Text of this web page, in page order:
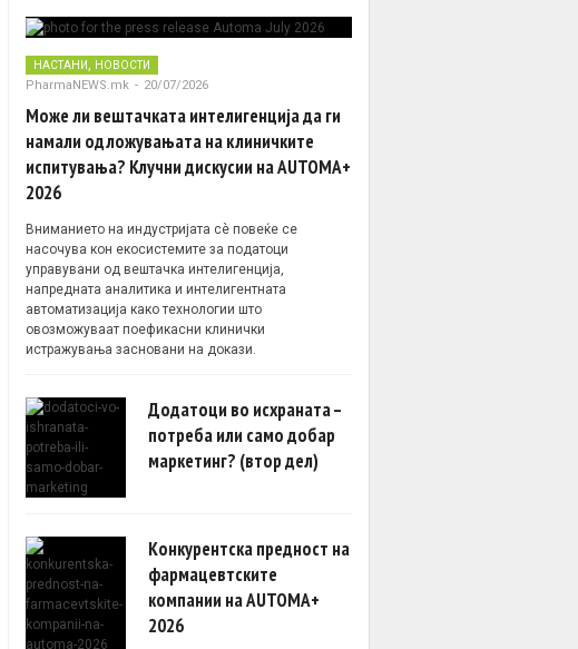
НАСТАНИ , НОВОСТИ
PharmaNEWS.mk - 20/07/2026
Може ли вештачката интелигенција да ги
намали одложувањата на клиничките
испитувања? Клучни дискусии на AUTOMA+
2026
Вниманието на индустријата сè повеќе се
насочува кон екосистемите за податоци
управувани од вештачка интелигенција,
напредната аналитика и интелигентната
автоматизација како технологии што
овозможуваат поефикасни клинички
истражувања засновани на докази.
Додатоци во исхраната –
потреба или само добар
маркетинг? (втор дел)
Конкурентска предност на
фармацевтските
компании на AUTOMA+
2026